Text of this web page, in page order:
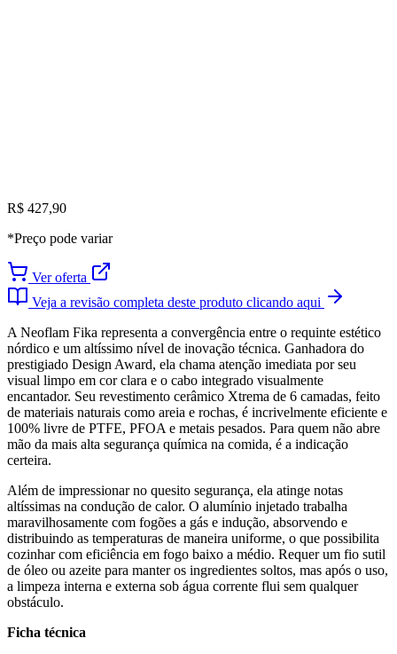
R$ 427,90
*Preço pode variar
Ver oferta
Veja a revisão completa deste produto clicando aqui
A Neoflam Fika representa a convergência entre o requinte estético
nórdico e um altíssimo nível de inovação técnica. Ganhadora do
prestigiado Design Award, ela chama atenção imediata por seu
visual limpo em cor clara e o cabo integrado visualmente
encantador. Seu revestimento cerâmico Xtrema de 6 camadas, feito
de materiais naturais como areia e rochas, é incrivelmente eficiente e
100% livre de PTFE, PFOA e metais pesados. Para quem não abre
mão da mais alta segurança química na comida, é a indicação
certeira.
Além de impressionar no quesito segurança, ela atinge notas
altíssimas na condução de calor. O alumínio injetado trabalha
maravilhosamente com fogões a gás e indução, absorvendo e
distribuindo as temperaturas de maneira uniforme, o que possibilita
cozinhar com eficiência em fogo baixo a médio. Requer um fio sutil
de óleo ou azeite para manter os ingredientes soltos, mas após o uso,
a limpeza interna e externa sob água corrente flui sem qualquer
obstáculo.
Ficha técnica